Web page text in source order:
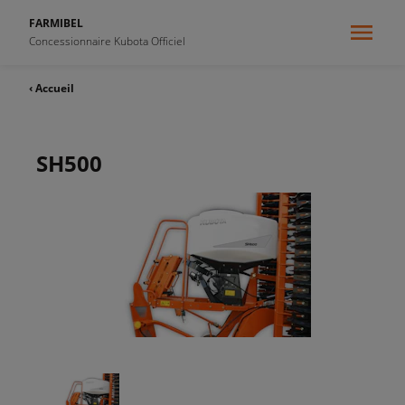
FARMIBEL
Concessionnaire Kubota Officiel
‹ Accueil
SH500